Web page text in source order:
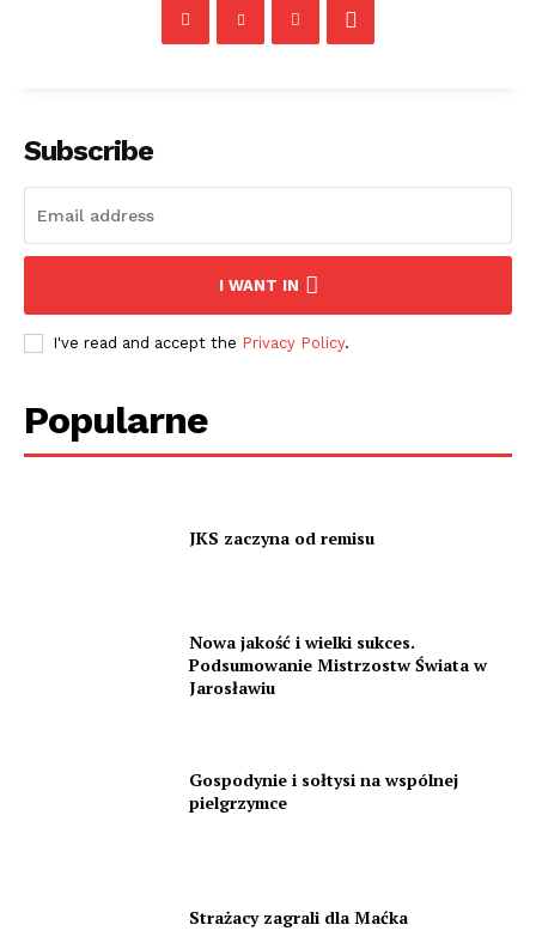
Subscribe
I WANT IN
I've read and accept the Privacy Policy.
Popularne
JKS zaczyna od remisu
Nowa jakość i wielki sukces.
Podsumowanie Mistrzostw Świata w
Jarosławiu
Gospodynie i sołtysi na wspólnej
pielgrzymce
Strażacy zagrali dla Maćka